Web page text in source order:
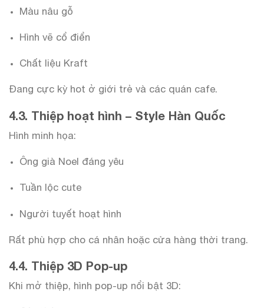
Màu nâu gỗ
Hình vẽ cổ điển
Chất liệu Kraft
Đang cực kỳ hot ở giới trẻ và các quán cafe.
4.3. Thiệp hoạt hình – Style Hàn Quốc
Hình minh họa:
Ông già Noel đáng yêu
Tuần lộc cute
Người tuyết hoạt hình
Rất phù hợp cho cá nhân hoặc cửa hàng thời trang.
4.4. Thiệp 3D Pop-up
Khi mở thiệp, hình pop-up nổi bật 3D: